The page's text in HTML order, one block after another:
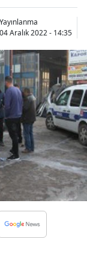
Antalya
Bitlis
Burdur
Yayınlanma
04 Aralık 2022 - 14:35